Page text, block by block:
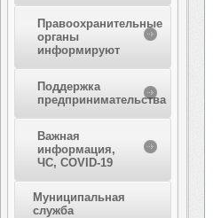
Правоохранительные
органы
информируют
Поддержка
предпринимательства
Важная
информация,
ЧС, COVID-19
Муниципальная
служба